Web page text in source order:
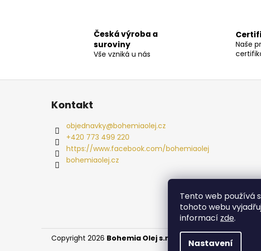
Tento web používá
tohoto webu
informací zde.
Nastavení
Česká výroba a
suroviny
Vše vzniká u nás
Naše
Z
Kontakt
objednavky@bohemiaolej.cz
+420 773 499 220
https://www.facebook.com/bohemiaolej
bohemiaolej.cz
Copyright 2026 Bohemia Olej s.r.o. . Všechna práva